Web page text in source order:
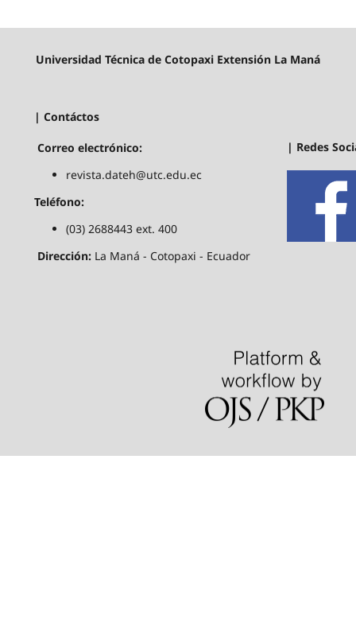
Universidad Técnica de Cotopaxi Extensión La Maná
| Contáctos
Correo electrónico:
revista.dateh@utc.edu.ec
Teléfono:
(03) 2688443 ext. 400
Dirección: La Maná - Cotopaxi - Ecuador
| Redes